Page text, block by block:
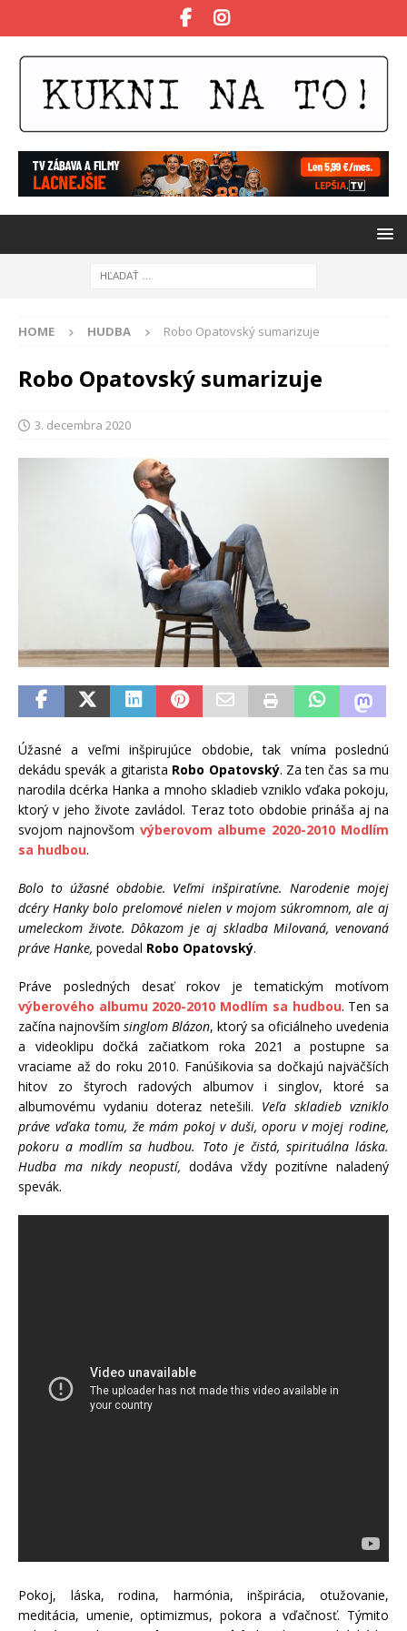
HOME HUDBA Robo Opatovský sumarizuje
Robo Opatovský sumarizuje
3. decembra 2020
Úžasné a veľmi inšpirujúce obdobie, tak vníma poslednú
dekádu spevák a gitarista Robo Opatovský. Za ten čas sa mu
narodila dcérka Hanka a mnoho skladieb vzniklo vďaka pokoju,
ktorý v jeho živote zavládol. Teraz toto obdobie prináša aj na
svojom najnovšom výberovom albume 2020-2010 Modlím
sa hudbou.
Bolo to úžasné obdobie. Veľmi inšpiratívne. Narodenie mojej
dcéry Hanky bolo prelomové nielen v mojom súkromnom, ale aj
umeleckom živote. Dôkazom je aj skladba Milovaná, venovaná
práve Hanke, povedal Robo Opatovský.
Práve posledných desať rokov je tematickým motívom
výberového albumu 2020-2010 Modlím sa hudbou. Ten sa
začína najnovším singlom Blázon, ktorý sa oficiálneho uvedenia
a videoklipu dočká začiatkom roka 2021 a postupne sa
vraciame až do roku 2010. Fanúšikovia sa dočkajú najväčších
hitov zo štyroch radových albumov i singlov, ktoré sa
albumovému vydaniu doteraz netešili. Veľa skladieb vzniklo
práve vďaka tomu, že mám pokoj v duši, oporu v mojej rodine,
pokoru a modlím sa hudbou. Toto je čistá, spirituálna láska.
Hudba ma nikdy neopustí, dodáva vždy pozitívne naladený
spevák.
Pokoj, láska, rodina, harmónia, inšpirácia, otužovanie,
meditácia, umenie, optimizmus, pokora a vďačnosť. Týmito